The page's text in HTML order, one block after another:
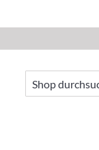
Suche